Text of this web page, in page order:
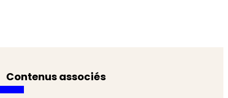
Contenus associés